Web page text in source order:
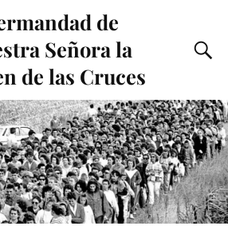
de
Señora la
de las Cruces